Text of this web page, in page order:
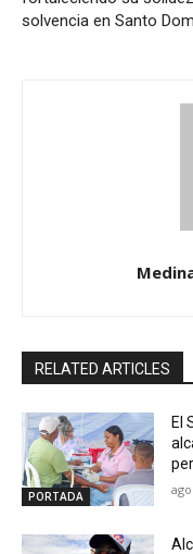
solvencia en Santo
RELATED ARTICLES
PORTADA
El